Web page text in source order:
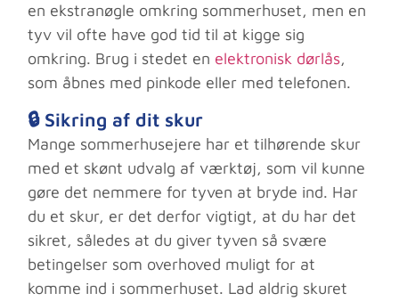
en ekstranøgle omkring sommerhuset, men en
tyv vil ofte have god tid til at kigge sig
omkring. Brug i stedet en elektronisk dørlås,
som åbnes med pinkode eller med telefonen.
🔒 Sikring af dit skur
Mange sommerhusejere har et tilhørende skur
med et skønt udvalg af værktøj, som vil kunne
gøre det nemmere for tyven at bryde ind. Har
du et skur, er det derfor vigtigt, at du har det
sikret, således at du giver tyven så svære
betingelser som overhoved muligt for at
komme ind i sommerhuset. Lad aldrig skuret